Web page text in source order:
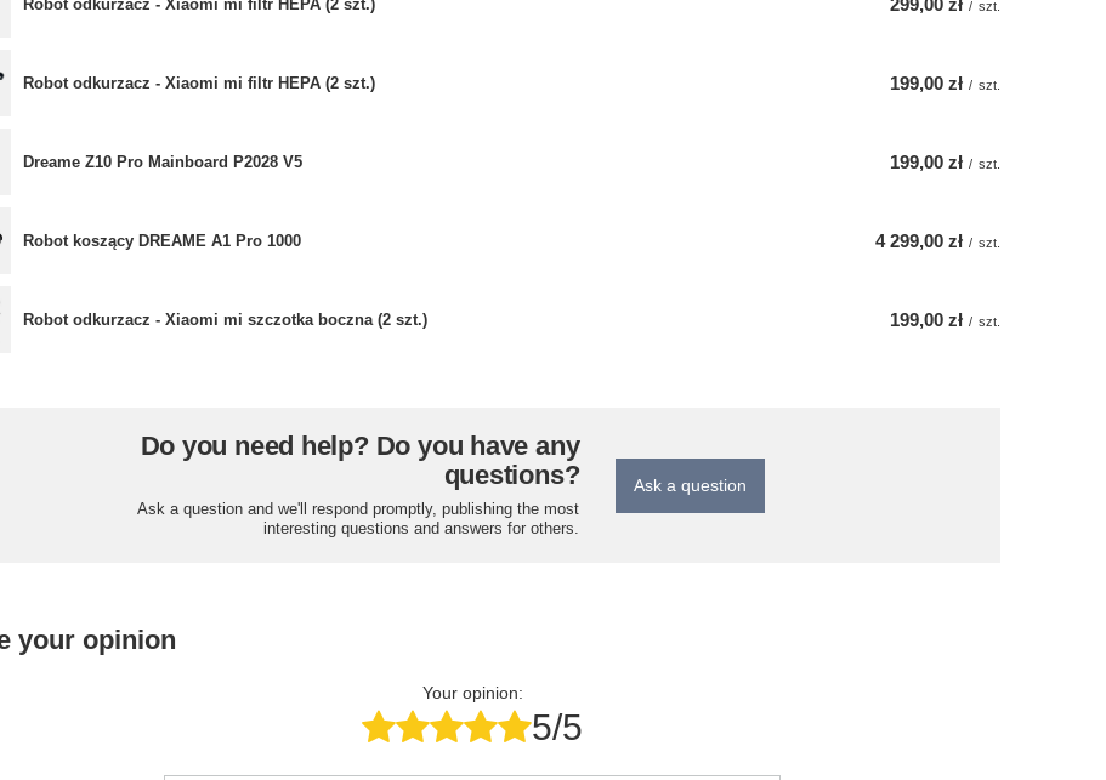
Robot odkurzacz - Xiaomi mi filtr HEPA (2 szt.) 299,00 zł / szt.
Robot odkurzacz - Xiaomi mi filtr HEPA (2 szt.) 199,00 zł / szt.
Dreame Z10 Pro Mainboard P2028 V5 199,00 zł / szt.
Robot koszący DREAME A1 Pro 1000 4 299,00 zł / szt.
Robot odkurzacz - Xiaomi mi szczotka boczna (2 szt.) 199,00 zł / szt.
Do you need help? Do you have any
questions?
Ask a question and we'll respond promptly, publishing the most
interesting questions and answers for others.
Ask a question
your opinion
Your opinion:
5/5